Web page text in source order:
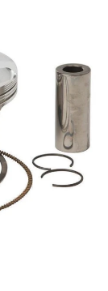
167,85€.